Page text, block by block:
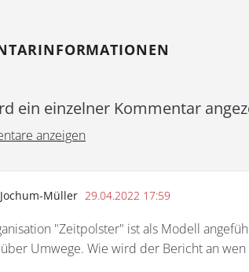
ein einzelner Kommentar
anzeigen
Müller 29.04.2022 17:59
"Zeitpolster" ist als Modell
Umwege. Wie wird der Bericht an wen